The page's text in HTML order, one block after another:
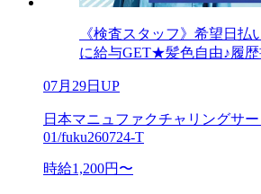
《検査スタッフ》希望日
に給与GET★髪色自由♪履
07月29日UP
日本マニュファクチャリングサ
01/fuku260724-T
時給1,200円〜